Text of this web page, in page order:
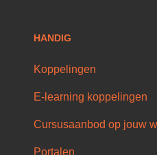
HANDIG
Koppelingen
E-learning koppelingen
Cursusaanbod op jouw
Portalen